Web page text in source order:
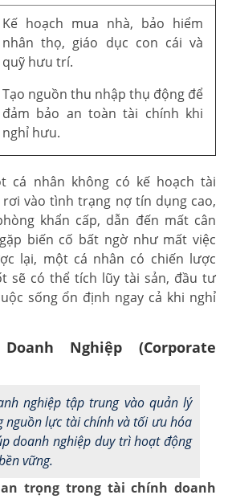
Kế hoạch mua nhà, bảo hiểm
nhân thọ, giáo dục con cái và
quỹ hưu trí.
Tạo nguồn thu nhập thụ động để
đảm bảo an toàn tài chính khi
nghỉ hưu.
cá nhân không có kế hoạch tài
vào tình trạng nợ tín dụng cao,
khẩn cấp, dẫn đến mất cân
biến cố bất ngờ như mất việc
lại, một cá nhân có chiến lược
sẽ có thể tích lũy tài sản, đầu tư
sống ổn định ngay cả khi nghỉ
Nghiệp (Corporate
nghiệp tập trung vào quản lý
nguồn lực tài chính và tối ưu hóa
doanh nghiệp duy trì hoạt động
vững.
trọng trong tài chính doanh